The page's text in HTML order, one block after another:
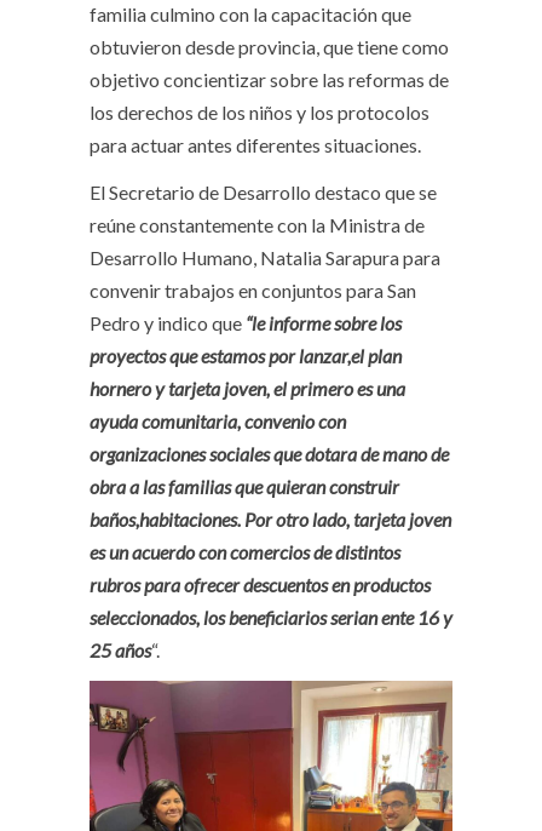
familia culmino con la capacitación que
obtuvieron desde provincia, que tiene como
objetivo concientizar sobre las reformas de
los derechos de los niños y los protocolos
para actuar antes diferentes situaciones.
El Secretario de Desarrollo destaco que se
reúne constantemente con la Ministra de
Desarrollo Humano, Natalia Sarapura para
convenir trabajos en conjuntos para San
Pedro y indico que “le informe sobre los
proyectos que estamos por lanzar,el plan
hornero y tarjeta joven, el primero es una
ayuda comunitaria, convenio con
organizaciones sociales que dotara de mano de
obra a las familias que quieran construir
baños,habitaciones. Por otro lado, tarjeta joven
es un acuerdo con comercios de distintos
rubros para ofrecer descuentos en productos
seleccionados, los beneficiarios serian ente 16 y
25 años“.